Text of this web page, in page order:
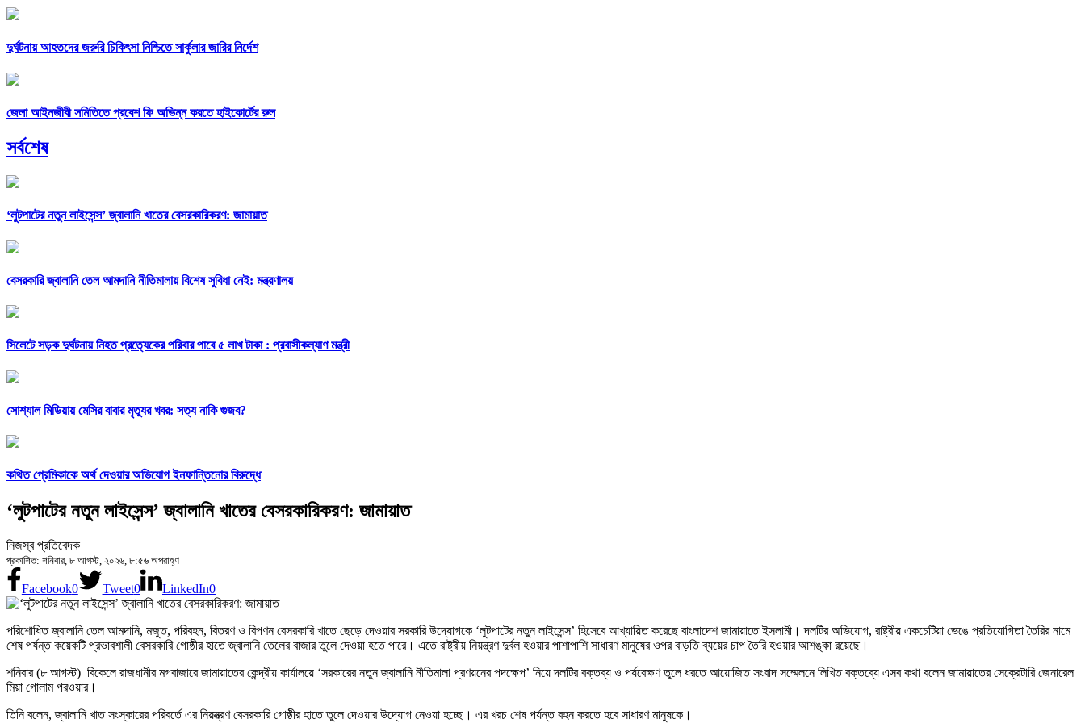
দুর্ঘটনায় আহতদের জরুরি চিকিৎসা নিশ্চিতে সার্কুলার জারির নির্দেশ
জেলা আইনজীবী সমিতিতে প্রবেশ ফি অভিন্ন করতে হাইকোর্টের রুল
সর্বশেষ
‘লুটপাটের নতুন লাইসেন্স’ জ্বালানি খাতের বেসরকারিকরণ: জামায়াত
বেসরকারি জ্বালানি তেল আমদানি নীতিমালায় বিশেষ সুবিধা নেই: মন্ত্রণালয়
সিলেটে সড়ক দুর্ঘটনায় নিহত প্রত্যেকের পরিবার পাবে ৫ লাখ টাকা : প্রবাসীকল্যাণ মন্ত্রী
সোশ্যাল মিডিয়ায় মেসির বাবার মৃত্যুর খবর: সত্য নাকি গুজব?
কথিত প্রেমিকাকে অর্থ দেওয়ার অভিযোগ ইনফান্তিনোর বিরুদ্ধে
‘লুটপাটের নতুন লাইসেন্স’ জ্বালানি খাতের বেসরকারিকরণ: জামায়াত
নিজস্ব প্রতিবেদক
প্রকাশিত: শনিবার, ৮ আগস্ট, ২০২৬, ৮:৫৬ অপরাহ্ণ
Facebook0 Tweet0 LinkedIn0
পরিশোধিত জ্বালানি তেল আমদানি, মজুত, পরিবহন, বিতরণ ও বিপণন বেসরকারি খাতে ছেড়ে দেওয়ার সরকারি উদ্যোগকে ‘লুটপাটের নতুন লাইসেন্স’ হিসেবে আখ্যায়িত করেছে বাংলাদেশ জামায়াতে ইসলামী। দলটির অভিযোগ, রাষ্ট্রীয় একচেটিয়া ভেঙে প্রতিযোগিতা তৈরির নামে
শেষ পর্যন্ত কয়েকটি প্রভাবশালী বেসরকারি গোষ্ঠীর হাতে জ্বালানি তেলের বাজার তুলে দেওয়া হতে পারে। এতে রাষ্ট্রীয় নিয়ন্ত্রণ দুর্বল হওয়ার পাশাপাশি সাধারণ মানুষের ওপর বাড়তি ব্যয়ের চাপ তৈরি হওয়ার আশঙ্কা রয়েছে।
শনিবার (৮ আগস্ট) বিকেলে রাজধানীর মগবাজারে জামায়াতের কেন্দ্রীয় কার্যালয়ে ‘সরকারের নতুন জ্বালানি নীতিমালা প্রণয়নের পদক্ষেপ’ নিয়ে দলটির বক্তব্য ও পর্যবেক্ষণ তুলে ধরতে আয়োজিত সংবাদ সম্মেলনে লিখিত বক্তব্যে এসব কথা বলেন জামায়াতের সেক্রেটারি জেনারেল
মিয়া গোলাম পরওয়ার।
তিনি বলেন, জ্বালানি খাত সংস্কারের পরিবর্তে এর নিয়ন্ত্রণ বেসরকারি গোষ্ঠীর হাতে তুলে দেওয়ার উদ্যোগ নেওয়া হচ্ছে। এর খরচ শেষ পর্যন্ত বহন করতে হবে সাধারণ মানুষকে।